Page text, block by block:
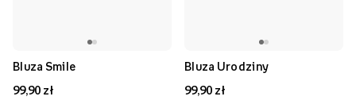
Bluza Smile
99,90 zł
Bluza Urodziny
99,90 zł